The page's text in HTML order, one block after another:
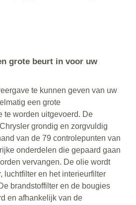
grote beurt in voor uw
te kunnen geven van uw
een grote
te worden uitgevoerd. De
grondig en zorgvuldig
van de 79 controlepunten van
onderdelen die gepaard gaan
vervangen. De olie wordt
luchtfilter en het interieurfilter
brandstoffilter en de bougies
en afhankelijk van de